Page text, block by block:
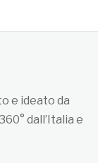
e ideato da
dall’Italia e